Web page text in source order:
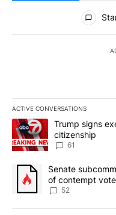
All Comments
ACTIVE CONVERSATIONS
The following is a list of
A trending article titled
Trump signs
citizenship
61
A trending article titled
Senate
of contempt vote
52